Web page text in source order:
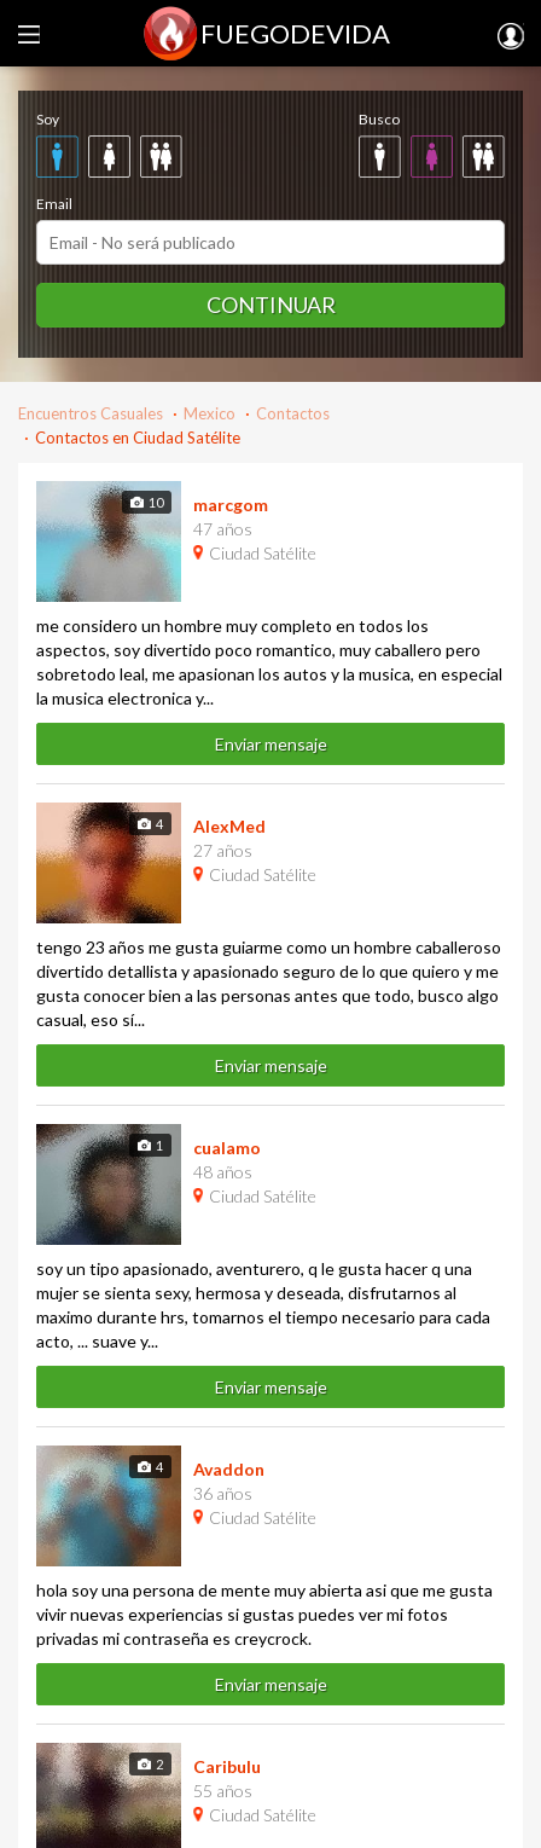
FUEGODEVIDA
Regístrate gratis
Soy Busco
Email
CONTINUAR
Encuentros Casuales Mexico
Contactos
Contactos en Ciudad Satélite
10
marcgom
47 años
Ciudad Satélite
me considero un hombre muy completo en todos los
aspectos, soy divertido poco romantico, muy caballero pero
sobretodo leal, me apasionan los autos y la musica, en especial
la musica electronica y...
Enviar mensaje
4
AlexMed
27 años
Ciudad Satélite
tengo 23 años me gusta guiarme como un hombre caballeroso
divertido detallista y apasionado seguro de lo que quiero y me
gusta conocer bien a las personas antes que todo, busco algo
casual, eso sí...
Enviar mensaje
1
cualamo
48 años
Ciudad Satélite
soy un tipo apasionado, aventurero, q le gusta hacer q una
mujer se sienta sexy, hermosa y deseada, disfrutarnos al
maximo durante hrs, tomarnos el tiempo necesario para cada
acto, ... suave y...
Enviar mensaje
4
Avaddon
36 años
Ciudad Satélite
hola soy una persona de mente muy abierta asi que me gusta
vivir nuevas experiencias si gustas puedes ver mi fotos
privadas mi contraseña es creycrock.
Enviar mensaje
2
Caribulu
55 años
Ciudad Satélite